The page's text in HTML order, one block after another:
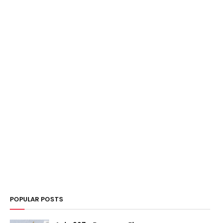
POPULAR POSTS